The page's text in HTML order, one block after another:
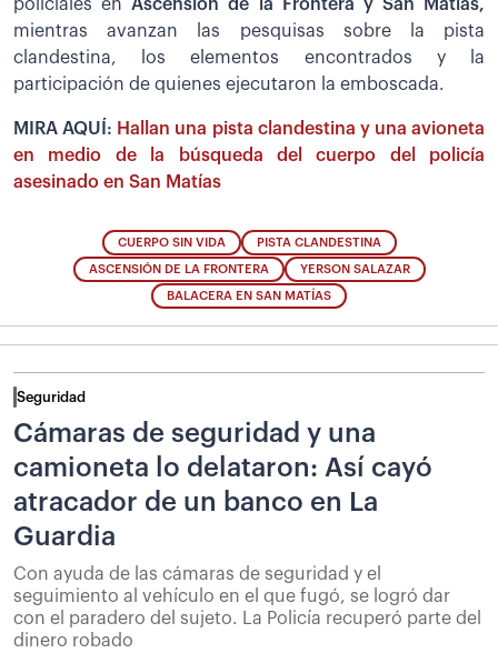
policiales en Ascensión de la Frontera y San Matías,
mientras avanzan las pesquisas sobre la pista
clandestina, los elementos encontrados y la
participación de quienes ejecutaron la emboscada.
MIRA AQUÍ: Hallan una pista clandestina y una avioneta
en medio de la búsqueda del cuerpo del policía
asesinado en San Matías
CUERPO SIN VIDA PISTA CLANDESTINA
ASCENSIÓN DE LA FRONTERA YERSON SALAZAR
BALACERA EN SAN MATÍAS
Seguridad
Cámaras de seguridad y una
camioneta lo delataron: Así cayó
atracador de un banco en La
Guardia
Con ayuda de las cámaras de seguridad y el
seguimiento al vehículo en el que fugó, se logró dar
con el paradero del sujeto. La Policía recuperó parte del
dinero robado